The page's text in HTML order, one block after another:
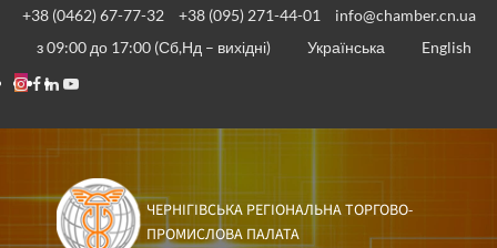
Перейти
вмісту
+38 (0462) 67-77-32 +38 (095) 271-44-01
info@chamber.cn.ua
з 09:00 до 17:00 (Сб,Нд – вихідні)
Українська
English
Instagram
Facebook
Linkedin
Youtube
ЧЕРНІГІВСЬКА РЕГІОНАЛЬНА ТОРГОВО-
ПРОМИСЛОВА ПАЛАТА